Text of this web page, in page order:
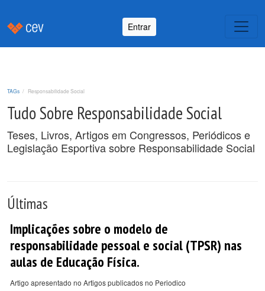
Entrar
TAGs Responsabilidade Social
Tudo Sobre Responsabilidade Social
Teses, Livros, Artigos em Congressos, Periódicos e
Legislação Esportiva sobre Responsabilidade Social
Últimas
Implicações sobre o modelo de
responsabilidade pessoal e social (TPSR) nas
aulas de Educação Física.
Artigo apresentado no Artigos publicados no Periodico